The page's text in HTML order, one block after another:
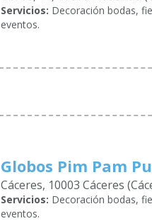
Servicios: Decoración bodas,
eventos.
Globos Pim Pam
Cáceres, 10003 Cáceres
Servicios: Decoración bodas,
eventos.